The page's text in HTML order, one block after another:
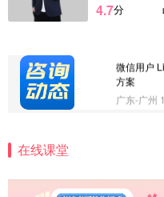
4.7分
微信用户
微信用户
方案
广东-广州
方案
在线课堂